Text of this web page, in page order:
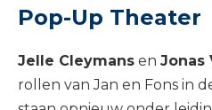
Pop-Up Theater
Jelle Cleymans en Jonas
rollen van Jan en Fons in